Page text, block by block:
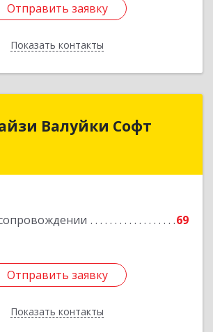
Отправить заявку
Показать контакты
Отправить заявку
Назад
Валуйки Софт
69
Отправить заявку
Показать контакты
Валуйки Софт
обл, Валуйки г, Горького,
Отправить заявку
Назад